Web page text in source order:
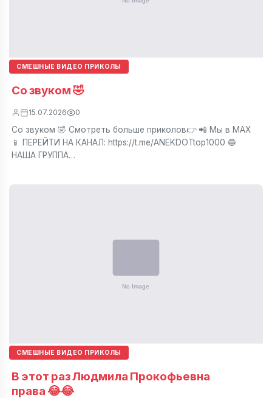
СМЕШНЫЕ ВИДЕО ПРИКОЛЫ
Со звуком 🤣
15.07.2026 0
Со звуком 🤣 Смотреть больше приколов👉 📲 Мы в МАХ
📱 ПЕРЕЙТИ НА КАНАЛ: https://t.me/ANEKDOTtop1000 🔵
НАША ГРУППА…
СМЕШНЫЕ ВИДЕО ПРИКОЛЫ
В этот раз Людмила Прокофьевна
права 😂😂